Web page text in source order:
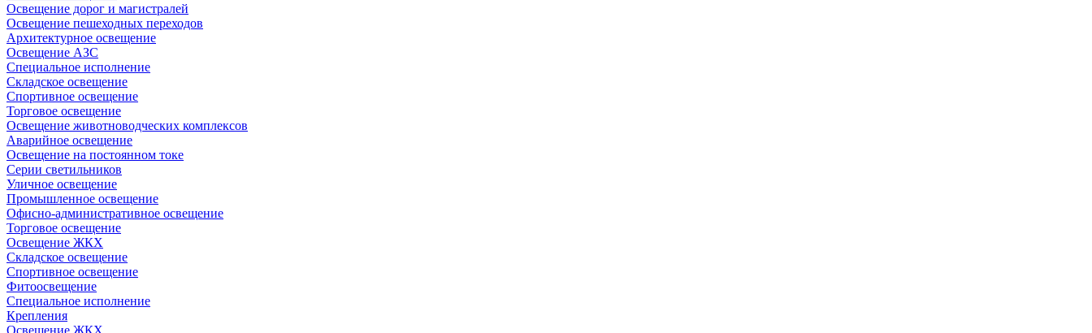
Освещение дорог и магистралей
Освещение пешеходных переходов
Архитектурное освещение
Освещение АЗС
Специальное исполнение
Складское освещение
Спортивное освещение
Торговое освещение
Освещение животноводческих комплексов
Аварийное освещение
Освещение на постоянном токе
Серии светильников
Уличное освещение
Промышленное освещение
Офисно-административное освещение
Торговое освещение
Освещение ЖКХ
Складское освещение
Спортивное освещение
Фитоосвещение
Специальное исполнение
Крепления
Освещение ЖКХ